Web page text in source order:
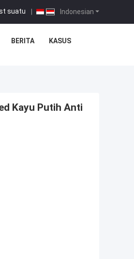
Indonesian
suatu |
BERITA KASUS
Kayu Putih Anti